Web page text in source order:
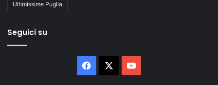
Ultimissime Puglia
Seguici su
Facebook